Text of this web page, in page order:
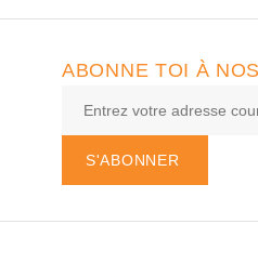
ABONNE TOI À
S'ABONNER